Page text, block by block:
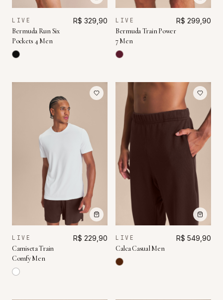
LIVE
Bermuda Run Six
Pockets 4 Men
R$ 329,90 LIVE
Bermuda Train Power
7 Men
R$ 299,90
LIVE
Camiseta Train
Comfy Men
R$ 229,90 LIVE
Calca Casual Men
R$ 549,90